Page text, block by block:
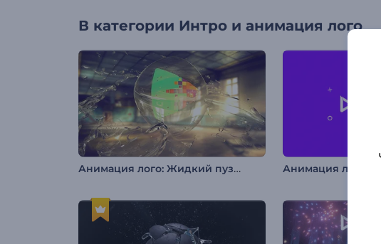
В категории Интро и анимация лого
Анимация лого: Жидкий пузырь